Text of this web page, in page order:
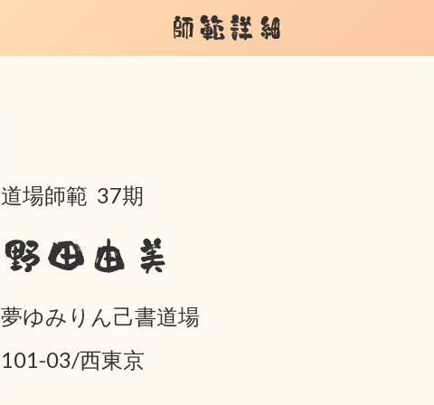
師範詳細
道場師範 37期
野田由美
夢ゆみりん己書道場
101-03/西東京